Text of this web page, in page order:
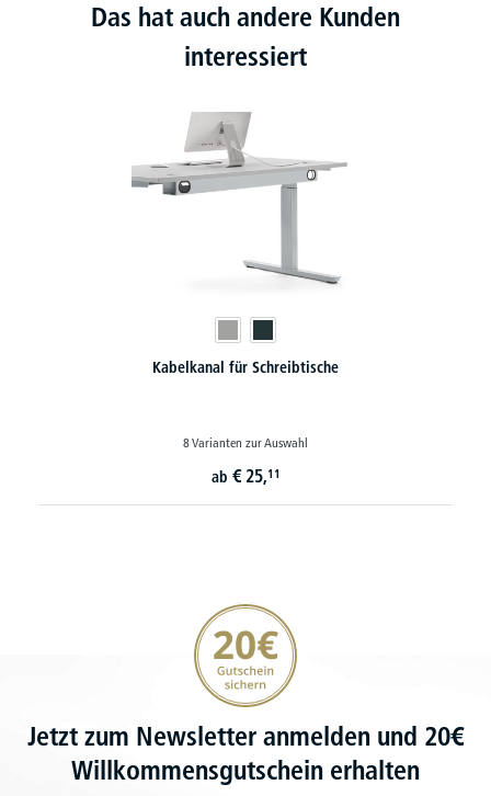
Das hat auch andere Kunden
interessiert
Kabelkanal für Schreibtische
8 Varianten zur Auswahl
ab € 25,11
20€ Gutschein sichern
Jetzt zum Newsletter anmelden und 20€
Willkommensgutschein erhalten